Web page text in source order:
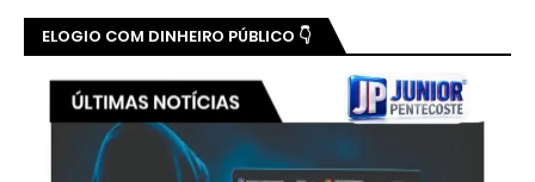
ELOGIO COM DINHEIRO PÚBLICO 👇